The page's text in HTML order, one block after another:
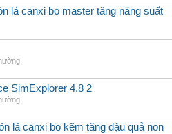
lá canxi bo master tăng năng suất
SimExplorer 4.8 2
lá canxi bo kẽm tăng đậu quả non